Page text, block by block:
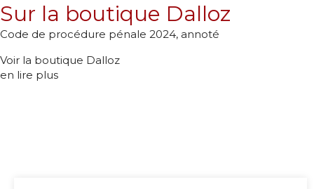
Sur la boutique Dalloz
Code de procédure pénale 2024, annoté
Voir la boutique Dalloz
en lire plus